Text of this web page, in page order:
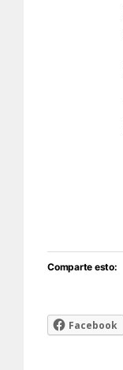
Comparte esto:
Facebook